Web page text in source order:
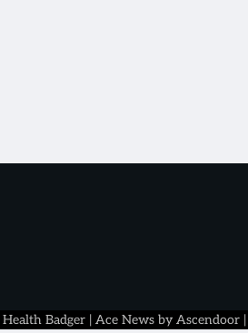
Health Badger | Ace News by Ascendoor